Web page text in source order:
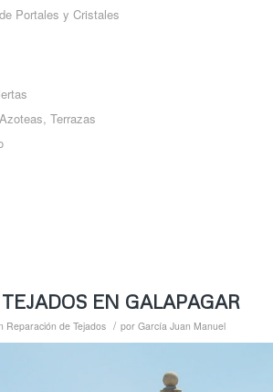
Portales y Cristales
Terrazas
EN GALAPAGAR
Reparación de Tejados / por García Juan Manuel